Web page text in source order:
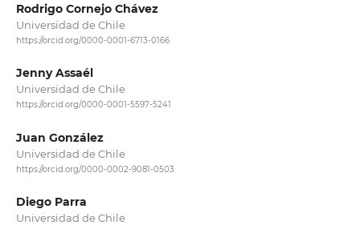
Rodrigo Cornejo Chávez
Universidad de Chile
https://orcid.org/0000-0001-6713-0166
Jenny Assaél
Universidad de Chile
https://orcid.org/0000-0001-5597-5241
Juan González
Universidad de Chile
https://orcid.org/0000-0002-9081-0503
Diego Parra
Universidad de Chile